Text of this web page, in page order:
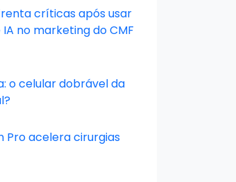
críticas após usar
no marketing do CMF
o celular dobrável da
Pro acelera cirurgias